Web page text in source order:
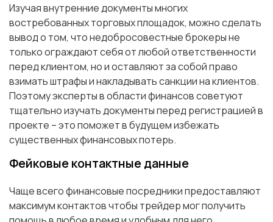
Изучая внутренние документы многих
востребованных торговых площадок, можно сделать
вывод о том, что недобросовестные брокеры не
только ограждают себя от любой ответственности
перед клиентом, но и оставляют за собой право
взимать штрафы и накладывать санкции на клиентов.
Поэтому эксперты в области финансов советуют
тщательно изучать документы перед регистрацией в
проекте – это поможет в будущем избежать
существенных финансовых потерь.
Фейковые контактные данные
Чаще всего финансовые посредники предоставляют
максимум контактов чтобы трейдер мог получить